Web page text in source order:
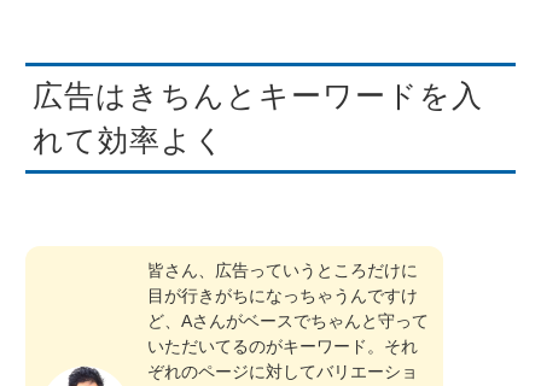
広告はきちんとキーワードを入
れて効率よく
皆さん、広告っていうところだけに
目が行きがちになっちゃうんですけ
ど、Aさんがベースでちゃんと守って
いただいてるのがキーワード。それ
ぞれのページに対してバリエーショ